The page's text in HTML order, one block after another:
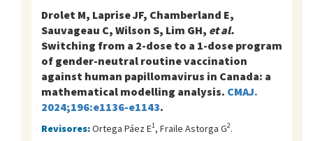
Drolet M, Laprise JF, Chamberland E,
Sauvageau C, Wilson S, Lim GH, et al.
Switching from a 2-dose to a 1-dose program
of gender-neutral routine vaccination
against human papillomavirus in Canada: a
mathematical modelling analysis. CMAJ.
2024;196:e1136-e1143.
Revisores:Ortega Páez E1, Fraile Astorga G2.